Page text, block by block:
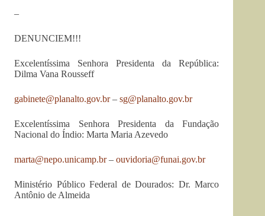
–
DENUNCIEM!!!
Excelentíssima Senhora Presidenta da República:
Dilma Vana Rousseff
gabinete@planalto.gov.br– sg@planalto.gov.br
Excelentíssima Senhora Presidenta da Fundação
Nacional do Índio: Marta Maria Azevedo
marta@nepo.unicamp.br– ouvidoria@funai.gov.br
Ministério Público Federal de Dourados: Dr. Marco
Antônio de Almeida